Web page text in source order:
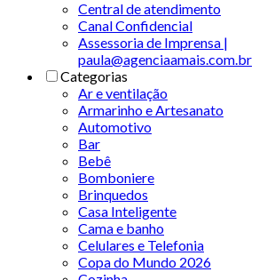
Central de atendimento
Canal Confidencial
Assessoria de Imprensa |
paula@agenciaamais.com.br
Categorias
Ar e ventilação
Armarinho e Artesanato
Automotivo
Bar
Bebê
Bomboniere
Brinquedos
Casa Inteligente
Cama e banho
Celulares e Telefonia
Copa do Mundo 2026